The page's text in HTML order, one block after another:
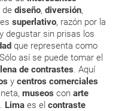
de diseño, diversión,
superlativo, razón por la
degustar sin prisas los
que representa como
. Sólo así se puede tomar el
llena de contrastes . Aquí
y centros comerciales
museos con arte
Lima es el contraste
la documentación
salida, la cual deberás
mostrador de la compañía
de la salida.
¿Puedo anular o
gastos puede